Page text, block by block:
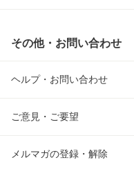
その他・お問い合わせ
ヘルプ・お問い合わせ
ご意見・ご要望
メルマガの登録・解除